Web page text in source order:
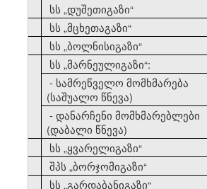
სს„დუშეთიგაზი“
სს„მცხეთაგაზი“
სს„ბოლნისიგაზი“
სს„მარნეულიგაზი“:
- სამრეწველო მომხმარება
(საშუალო წნევა)
- დანარჩენი მომხმარებლები
(დაბალი წნევა)
სს„ყვარელიგაზი“
შპს„ბორჯომიგაზი“
სს„გარდაბანიგაზი“